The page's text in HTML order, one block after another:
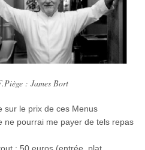
: James Bort
sur le prix de ces Menus
pourrai me payer de tels repas
: 50 euros (entrée, plat,